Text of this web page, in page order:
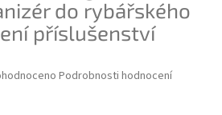
do rybářského
příslušenství
Podrobnosti hodnocení